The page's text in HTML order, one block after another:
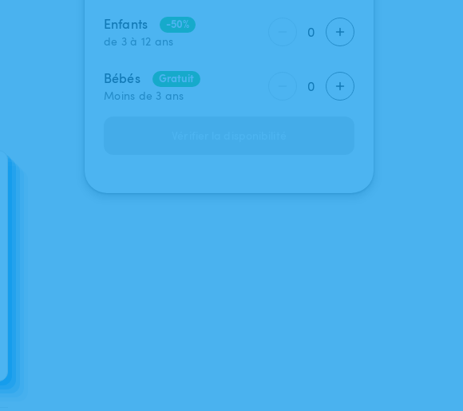
Enfants
-50%
de 3 à 12 ans
0
Bébés
Gratuit
Moins de 3 ans
0